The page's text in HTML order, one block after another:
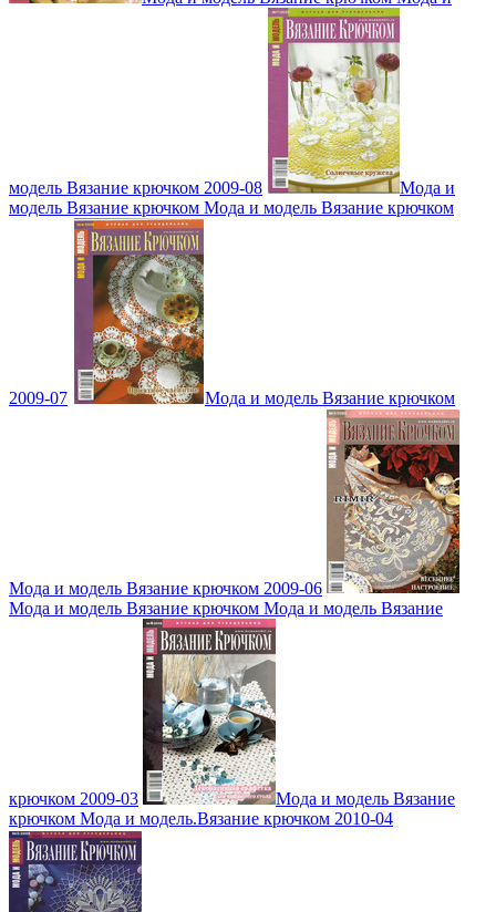
модель Вязание крючком 2009-08
Мода и
модель Вязание крючком Мода и модель Вязание крючком
2009-07 Мода и модель Вязание крючком
Мода и модель Вязание крючком 2009-06
Мода и модель Вязание крючком Мода и модель Вязание
крючком 2009-03
Мода и модель Вязание
крючком Мода и модель.Вязание крючком 2010-04